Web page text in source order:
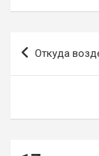
Навигация
Откуда